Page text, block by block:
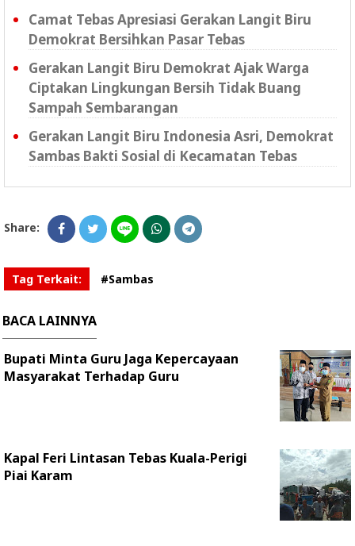
Camat Tebas Apresiasi Gerakan Langit Biru
Demokrat Bersihkan Pasar Tebas
Gerakan Langit Biru Demokrat Ajak Warga
Ciptakan Lingkungan Bersih Tidak Buang
Sampah Sembarangan
Gerakan Langit Biru Indonesia Asri, Demokrat
Sambas Bakti Sosial di Kecamatan Tebas
Share:
Tag Terkait: #Sambas
BACA LAINNYA
Bupati Minta Guru Jaga Kepercayaan
Masyarakat Terhadap Guru
Kapal Feri Lintasan Tebas Kuala-Perigi
Piai Karam